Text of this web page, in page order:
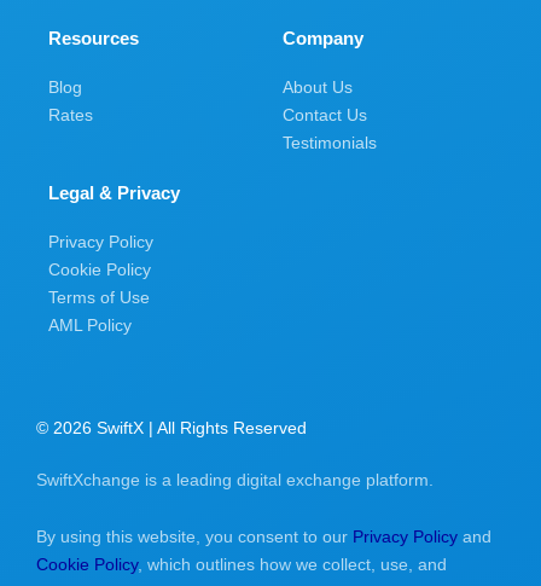
Resources
Blog
Rates
Company
About Us
Contact Us
Testimonials
Legal & Privacy
Privacy Policy
Cookie Policy
Terms of Use
AML Policy
© 2026 SwiftX | All Rights Reserved
SwiftXchange is a leading digital exchange platform.
By using this website, you consent to our Privacy Policy and
Cookie Policy, which outlines how we collect, use, and